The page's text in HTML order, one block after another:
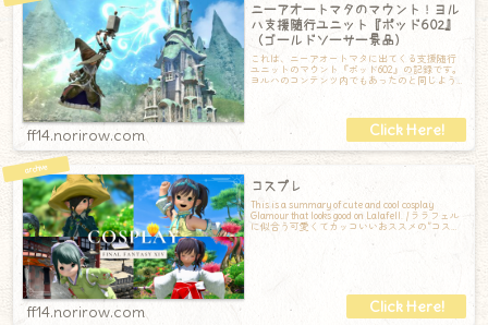
ニーアオートマタのマウント！ヨル
ハ支援随行ユニット『ポッド602』
（ゴールドソーサー景品）
これは、ニーアオートマタに出てくる支援随行
ユニットのマウント『ポッド602』の記録です。
ヨルハのコンテンツ内でもあったのと同じよう
ff14.norirow.com
コスプレ
This is a summary of cute and cool cosplay
Glamour that looks good on Lalafell. / ララフェル
に似合う可愛くてカッコいいおススメの”コスプ
ff14.norirow.com